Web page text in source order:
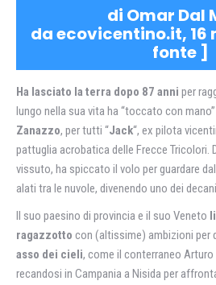
di Omar Dal
da ecovicentino.it, 16
fonte ]
Ha lasciato la terra dopo 87 anni per
lungo nella sua vita ha “toccato con mano”
Zanazzo, per tutti “Jack“, ex pilota
pattuglia acrobatica delle Frecce Tricolori.
vissuto, ha spiccato il volo per guardare
alati tra le nuvole, divenendo uno dei decani
Il suo paesino di provincia e il suo Veneto
ragazzotto con (altissime) ambizioni per
asso dei cieli, come il conterraneo Arturo
recandosi in Campania a Nisida per